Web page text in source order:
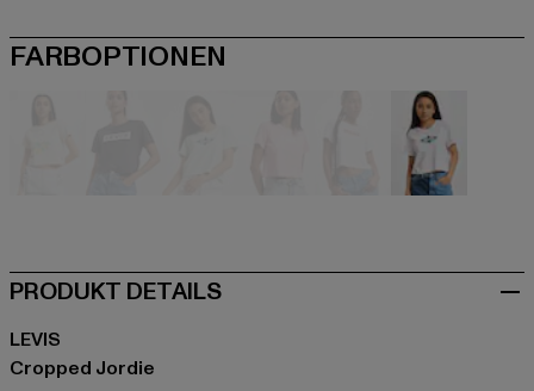
FARBOPTIONEN
PRODUKT DETAILS
LEVIS
Cropped Jordie